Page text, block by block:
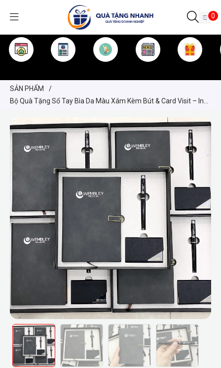
0
SẢN PHẨM
/
Bộ Quà Tặng Sổ Tay Bìa Da Màu Xám Kèm Bút & Card Visit – In